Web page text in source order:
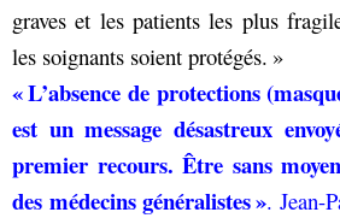
graves et les patients les plus
les soignants soient protégés. »
« L’absence de protections
est un message désastreux
premier recours. Être sans
des médecins généralistes ». Jean-